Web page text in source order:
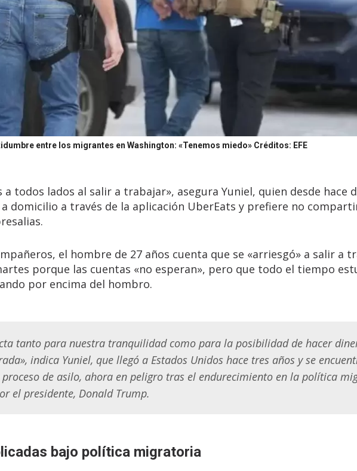
entre los migrantes en Washington: «Tenemos miedo» Créditos: EFE
a todos lados al salir a trabajar», asegura Yuniel, quien desde hace
domicilio a través de la aplicación UberEats y prefiere no
el hombre de 27 años cuenta que se «arriesgó» a salir a
porque las cuentas «no esperan», pero que todo el tiempo
por encima del hombro.
tanto para nuestra tranquilidad como para la posibilidad de hacer
indica Yuniel, que llegó a Estados Unidos hace tres años y se
de asilo, ahora en peligro tras el endurecimiento en la política
el presidente, Donald Trump.
bajo política migratoria